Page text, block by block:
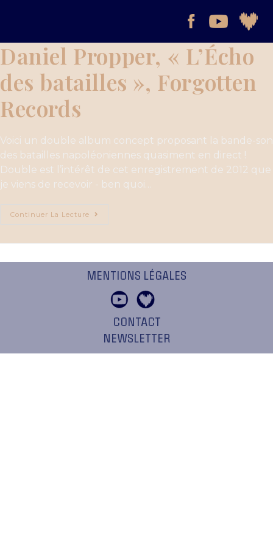
Daniel Propper, « L’Écho
des batailles », Forgotten
Records
Voici un double album concept proposant la bande-son
des batailles napoléoniennes quasiment en direct !
Double est l’intérêt de cet enregistrement de 2012 que
je viens de recevoir - ben quoi…
Continuer La Lecture
MENTIONS LÉGALES
CONTACT
NEWSLETTER